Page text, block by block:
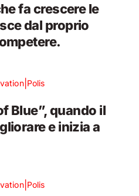
fa crescere le
dal proprio
| Polis
Blue”, quando il
e inizia a
| Polis